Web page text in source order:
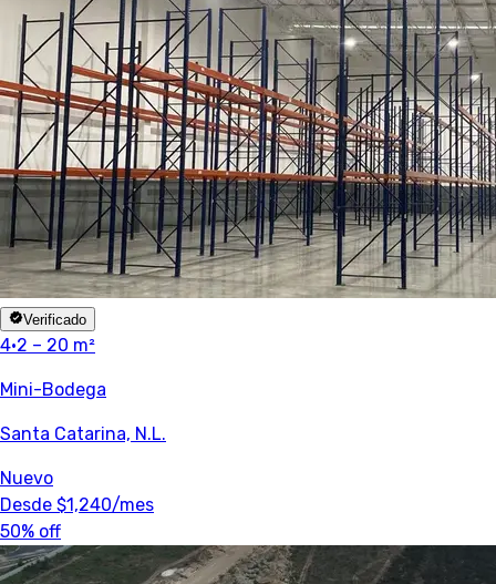
Verificado
4·2 – 20 m²
Mini-Bodega
Santa Catarina, N.L.
Nuevo
Desde $1,240/mes
50% off